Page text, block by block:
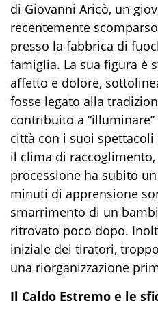
di Giovanni Aricò, un
recentemente
presso la fabbrica di
famiglia. La sua figura è
affetto e dolore,
fosse legato alla
contribuito a
città con i suoi
il clima di
processione ha subito
minuti di apprensione
smarrimento di un
ritrovato poco dopo.
iniziale dei tiratori,
una riorganizzazione
Il Caldo Estremo e le